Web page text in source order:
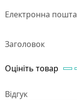
Електронна пошта
Заголовок
Оцініть товар
Відгук